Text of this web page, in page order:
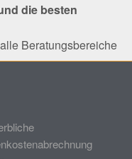
die besten
Beratungsbereiche